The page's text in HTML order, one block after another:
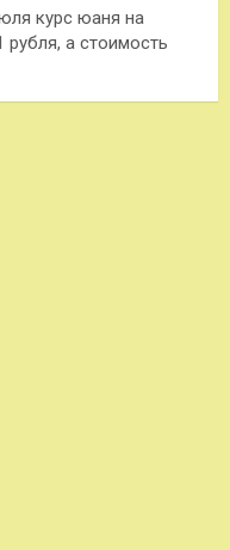
курс юаня на
а стоимость